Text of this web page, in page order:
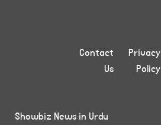
Privacy
Policy
Contact
Us
Showbiz News in Urdu